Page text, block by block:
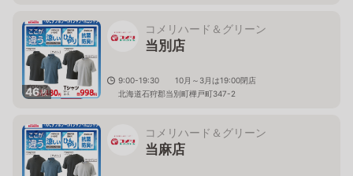
46枚
コメリハード＆グリーン
当別店
9:00-19:30 10月～3月は19:00閉店
北海道石狩郡当別町樺戸町347-2
コメリハード＆グリーン
当麻店